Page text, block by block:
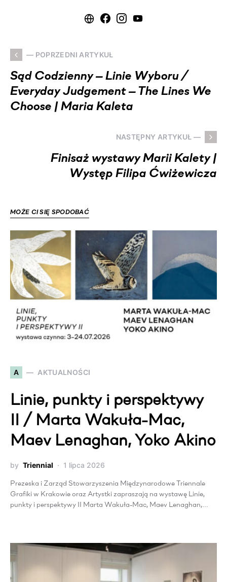
— POPRZEDNI ARTYKUŁ
Sąd Codzienny — Linie Wyboru /
Everyday Judgement — The Lines We
Choose | Maria Kaleta
NASTĘPNY ARTYKUŁ —
Finisaż wystawy Marii Kalety |
Występ Filipa Ćwiżewicza
MOŻE CI SIĘ SPODOBAĆ
A AKTUALNOŚCI
Linie, punkty i perspektywy
II / Marta Wakuła-Mac,
Maev Lenaghan, Yoko Akino
by Triennial 1 lipca 2026
Prezeska i Zarząd Stowarzyszenia Międzynarodowe Triennale
Grafiki w Krakowie oraz Artystki zapraszają na wystawę Linie,
punkty i perspektywy II Marta Wakuła-Mac, Maev Lenaghan,…